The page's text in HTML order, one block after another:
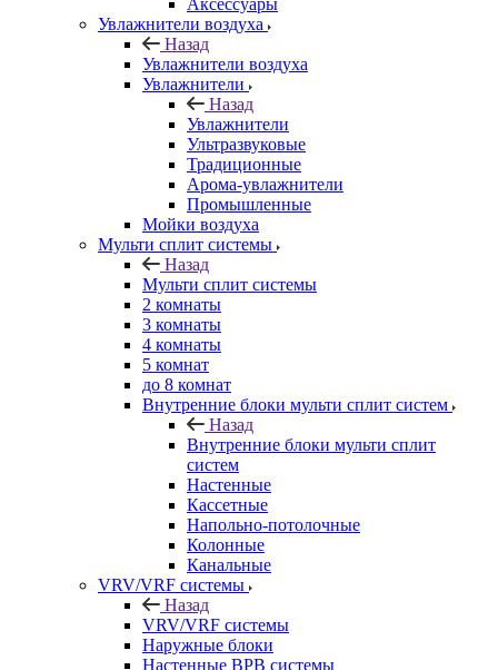
Аксессуары
Увлажнители воздуха
Назад
Увлажнители воздуха
Увлажнители
Назад
Увлажнители
Ультразвуковые
Традиционные
Арома-увлажнители
Промышленные
Мойки воздуха
Мульти сплит системы
Назад
Мульти сплит системы
2 комнаты
3 комнаты
4 комнаты
5 комнат
до 8 комнат
Внутренние блоки мульти сплит систем
Назад
Внутренние блоки мульти сплит
систем
Настенные
Кассетные
Напольно-потолочные
Колонные
Канальные
VRV/VRF системы
Назад
VRV/VRF системы
Наружные блоки
Настенные ВРВ системы